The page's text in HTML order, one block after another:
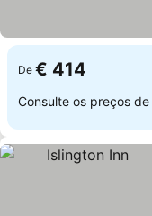
De € 414
Consulte os preços de